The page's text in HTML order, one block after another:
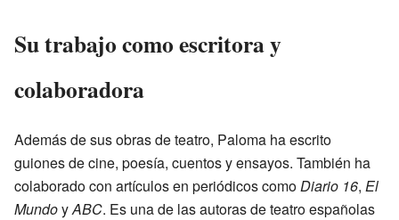
Su trabajo como escritora y
colaboradora
Además de sus obras de teatro, Paloma ha escrito
guiones de cine, poesía, cuentos y ensayos. También ha
colaborado con artículos en periódicos comoDiario 16, El
MundoyABC. Es una de las autoras de teatro españolas